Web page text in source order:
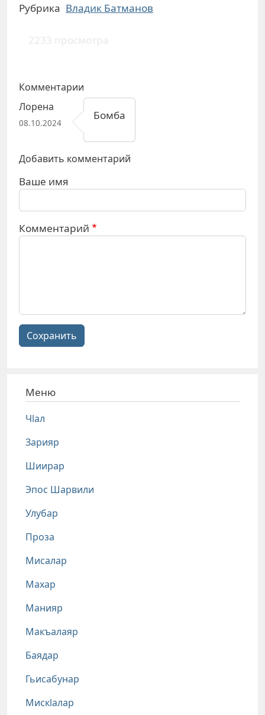
Рубрика Влaдик Батманов
2233 просмотра
Комментарии
Лорена
08.10.2024
Бомба
Добавить комментарий
Ваше имя
Комментарий
Сохранить
Меню
Чlал
Зарияр
Шиирар
Эпос Шарвили
Улубар
Проза
Мисалар
Махар
Манияр
Макъалаяр
Баядар
Гьисабунар
Мискlалар